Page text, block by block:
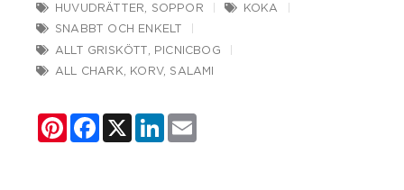
HUVUDRÄTTER SOPPOR
KOKA
SNABBT OCH ENKELT
ALLT GRISKÖTT
PICNICBOG
ALL CHARK
KORV, SALAMI
PinterestFacebook
X LinkedIn